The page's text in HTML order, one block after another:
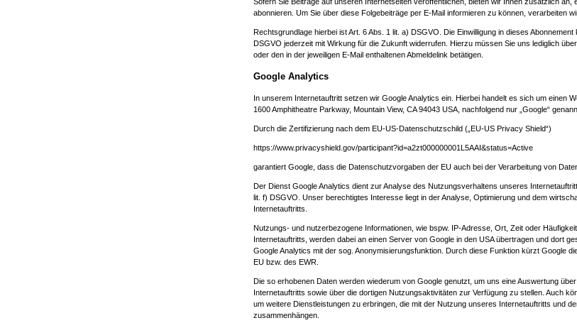
abonnieren. Um Sie über diese Folgebeiträge per E-Mail informieren zu können, verarbeiten
Rechtsgrundlage hierbei ist Art. 6 Abs. 1 lit. a) DSGVO. Die Einwilligung in dieses
DSGVO jederzeit mit Wirkung für die Zukunft widerrufen. Hierzu müssen Sie uns lediglich
oder den in der jeweiligen E-Mail enthaltenen Abmeldelink betätigen.
Google Analytics
In unserem Internetauftritt setzen wir Google Analytics ein. Hierbei handelt es sich um einen
1600 Amphitheatre Parkway, Mountain View, CA 94043 USA, nachfolgend nur „Google“
Durch die Zertifizierung nach dem EU-US-Datenschutzschild („EU-US Privacy Shield“)
https://www.privacyshield.gov/participant?id=a2zt000000001L5AAI&status=Active
garantiert Google, dass die Datenschutzvorgaben der EU auch bei der Verarbeitung von
Der Dienst Google Analytics dient zur Analyse des Nutzungsverhaltens unseres
lit. f) DSGVO. Unser berechtigtes Interesse liegt in der Analyse, Optimierung und dem
Internetauftritts.
Nutzungs- und nutzerbezogene Informationen, wie bspw. IP-Adresse, Ort, Zeit oder
Internetauftritts, werden dabei an einen Server von Google in den USA übertragen und dort
Google Analytics mit der sog. Anonymisierungsfunktion. Durch diese Funktion kürzt Google
EU bzw. des EWR.
Die so erhobenen Daten werden wiederum von Google genutzt, um uns eine Auswertung
Internetauftritts sowie über die dortigen Nutzungsaktivitäten zur Verfügung zu stellen. Auch
um weitere Dienstleistungen zu erbringen, die mit der Nutzung unseres Internetauftritts und
zusammenhängen.